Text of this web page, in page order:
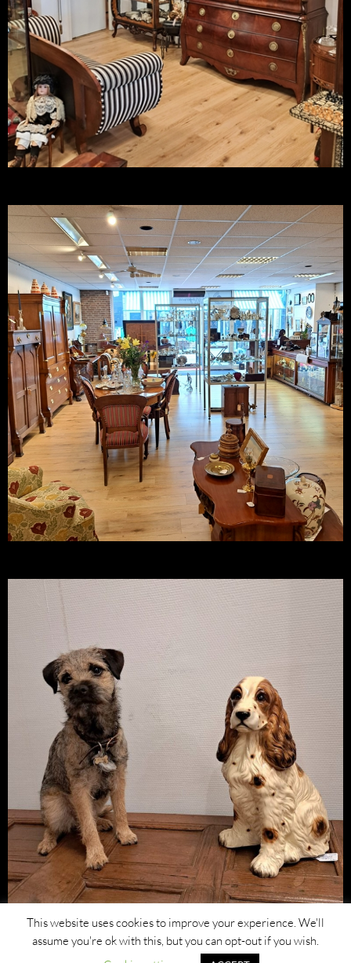
This website uses cookies to improve your experience. We'll
assume you're ok with this, but you can opt-out if you wish.